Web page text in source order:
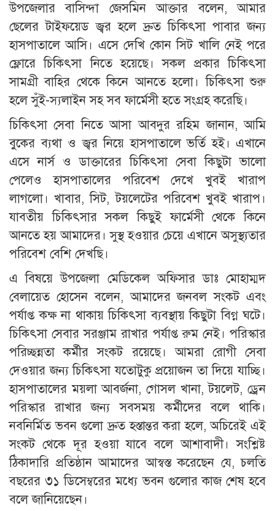
উপজেলার বাসিন্দা জেসমিন আক্তার বলেন, আমার
ছেলের টাইফয়েড জ্বর হলে দ্রুত চিকিৎসা পাবার জন্য
হাসপাতালে আসি। এসে দেখি কোন সিট খালি নেই পরে
ফ্লোরে চিকিৎসা নিতে হয়েছে। সকল প্রকার চিকিৎসা
সামগ্রী বাহির থেকে কিনে আনতে হলো। চিকিৎসা শুরু
হলে সুঁই-স্যলাইন সহ সব ফার্মেসী হতে সংগ্রহ করেছি।
চিকিৎসা সেবা নিতে আসা আবদুর রহিম জানান, আমি
বুকের ব্যথা ও জ্বর নিয়ে হাসপাতালে ভর্তি হই। এখানে
এসে নার্স ও ডাক্তারের চিকিৎসা সেবা কিছুটা ভালো
পেলেও হাসপাতালের পরিবেশ দেখে খুবই খারাপ
লাগলো। খাবার, সিট, টয়লেটের পরিবেশ খুবই খারাপ।
যাবতীয় চিকিৎসার সকল কিছুই ফার্মেসী থেকে কিনে
আনতে হয় আমাদের। সুস্থ হওয়ার চেয়ে এখানে অসুস্থ্যতার
পরিবেশ বেশি দেখছি।
এ বিষয়ে উপজেলা মেডিকেল অফিসার ডাঃ মোহাম্মদ
বেলায়েত হোসেন বলেন, আমাদের জনবল সংকট এবং
পর্যাপ্ত কক্ষ না থাকায় চিকিৎসা ব্যবস্থায় কিছুটা বিগ্ন ঘটে।
চিকিৎসা সেবার সরঞ্জাম রাখার পর্যাপ্ত রুম নেই। পরিস্কার
পরিচ্ছন্নতা কর্মীর সংকট রয়েছে। আমরা রোগী সেবা
দেওয়ার জন্য চিকিৎসা যতোটুকু প্রয়োজন তা দিয়ে যাচ্ছি।
হাসপাতালের ময়লা আবর্জনা, গোসল খানা, টয়লেট, ড্রেন
পরিস্কার রাখার জন্য সবসময় কর্মীদের বলে থাকি।
নবনির্মিত ভবন গুলো দ্রুত হস্তান্তর করা হলে, অচিরেই এই
সংকট থেকে দূর হওয়া যাবে বলে আশাবাদী। সংশ্লিষ্ট
ঠিকাদারি প্রতিষ্ঠান আমাদের আস্বস্ত করেছেন যে, চলতি
বছরের ৩১ ডিসেম্বরের মধ্যে ভবন গুলোর কাজ শেষ হবে
বলে জানিয়েছেন।